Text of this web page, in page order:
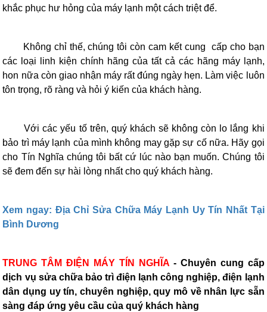
khắc phục hư hỏng của máy lạnh một cách triệt để.
Không chỉ thế, chúng tôi còn cam kết cung cấp cho bạn
các loại linh kiện chính hãng của tất cả các hãng máy lạnh,
hon nữa còn giao nhận máy rất đúng ngày hẹn. Làm việc luôn
tôn trọng, rõ ràng và hỏi ý kiến của khách hàng.
Với các yếu tố trên, quý khách sẽ không còn lo lắng khi
bảo trì máy lạnh của mình không may gặp sự cố nữa. Hãy gọi
cho Tín Nghĩa chúng tôi bất cứ lúc nào bạn muốn. Chúng tôi
sẽ đem đến sự hài lòng nhất cho quý khách hàng.
Xem ngay: Địa Chỉ Sửa Chữa Máy Lạnh Uy Tín Nhất Tại
Bình Dương
TRUNG TÂM ĐIỆN MÁY TÍN NGHĨA- Chuyên cung cấp
dịch vụ sửa chữa bảo trì điện lạnh công nghiệp, điện lạnh
dân dụng uy tín, chuyên nghiệp, quy mô về nhân lực sẵn
sàng đáp ứng yêu cầu của quý khách hàng